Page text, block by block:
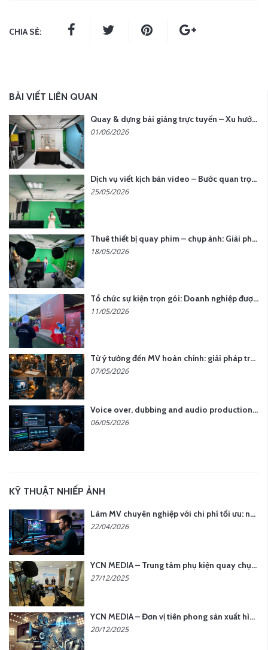
CHIA SẺ:
BÀI VIẾT LIÊN QUAN
Quay & dựng bài giảng trực tuyến – Xu hướng đào tạo thời đại số
01/06/2026
Dịch vụ viết kịch bản video – Bước quan trọng quyết định thành công nội dung
25/05/2026
Thuê thiết bị quay phim – chụp ảnh: Giải pháp tối ưu chi phí cho doanh nghiệp
18/05/2026
Tổ chức sự kiện trọn gói: Doanh nghiệp được gì khi chọn đơn vị chuyên nghiệp?
11/05/2026
Từ ý tưởng đến MV hoàn chỉnh: giải pháp trọn gói tại YCN Media
07/05/2026
Voice over, dubbing and audio production services in Vietnam for global content
06/05/2026
KỸ THUẬT NHIẾP ẢNH
Làm MV chuyên nghiệp với chi phí tối ưu: nên chọn quay thực tế hay video AI?
22/04/2026
YCN MEDIA – Trung tâm phụ kiện quay chụp tại Hà Nội
27/12/2025
YCN MEDIA – Đơn vị tiên phong sản xuất hình ảnh & âm thanh bằng AI tại Hà Nội
20/12/2025